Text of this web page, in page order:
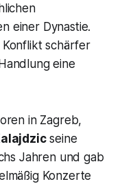
einer Dynastie.
Konflikt schärfer
eine
in Zagreb,
seine
Jahren und gab
Konzerte